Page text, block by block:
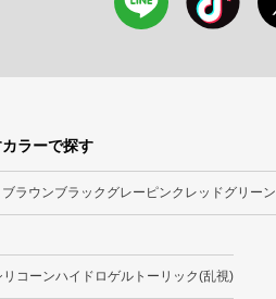
カラーで探す
ブラウンブラック グレー ピンク レッドグリーン
リコーンハイドロゲル トーリック(乱視)